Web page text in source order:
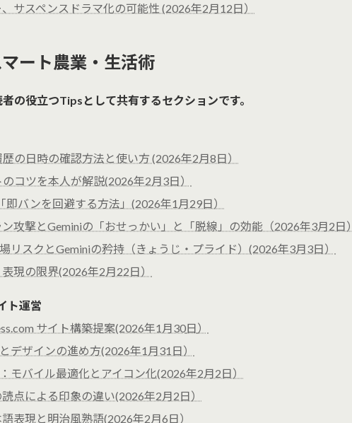
サスペンスドラマ化の可能性 (2026年2月12日）
ート農業・生活術
の役立つTipsとして共有するセクションです。
の日時の確認方法と使い方 (2026年2月8日）
コツを本人が解説(2026年2月3日）
即バンを回避する方法」(2026年1月29日）
攻撃とGeminiの「おせっかい」と「脱線」の効能（2026年3月2日）
リスクとGeminiの矜持（きょうじ・プライド）(2026年3月3日）
現の限界(2026年2月22日）
ト運営
サイト構築提案(2026年1月30日）
デザインの進め方(2026年1月31日）
モバイル最適化とアイコン化(2026年2月2日）
点による印象の違い(2026年2月2日）
表現と明治風熟語(2026年2月6日）